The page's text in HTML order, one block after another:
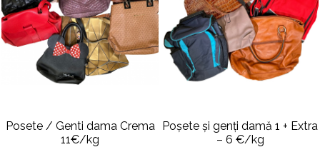
Posete / Genti dama Crema
11€/kg
Poșete și genți damă 1 + Extra
– 6 €/kg